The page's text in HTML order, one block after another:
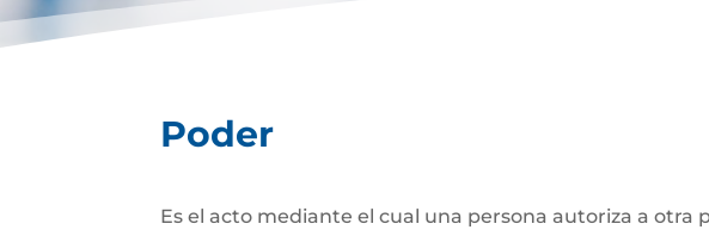
Poder
Es el acto mediante el cual una persona autoriza a